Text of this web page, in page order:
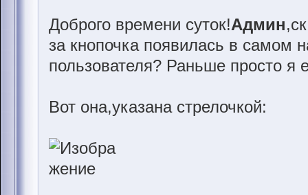
Доброго времени суток!Админ
за кнопочка появилась в самом
пользователя? Раньше просто я
Вот она,указана стрелочкой: